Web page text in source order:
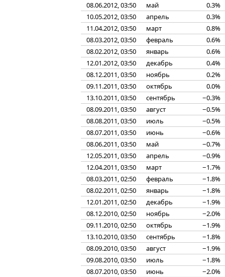
08.06.2012, 03:50
май
0.3%
10.05.2012, 03:50
апрель
0.3%
11.04.2012, 03:50
март
0.8%
08.03.2012, 03:50
февраль
0.6%
08.02.2012, 03:50
январь
0.6%
12.01.2012, 03:50
декабрь
0.4%
08.12.2011, 03:50
ноябрь
0.2%
09.11.2011, 03:50
октябрь
0.0%
13.10.2011, 03:50
сентябрь
−0.3%
08.09.2011, 03:50
август
−0.5%
08.08.2011, 03:50
июль
−0.5%
08.07.2011, 03:50
июнь
−0.6%
08.06.2011, 03:50
май
−0.7%
12.05.2011, 03:50
апрель
−0.9%
12.04.2011, 03:50
март
−1.7%
08.03.2011, 02:50
февраль
−1.8%
08.02.2011, 02:50
январь
−1.8%
12.01.2011, 02:50
декабрь
−1.9%
08.12.2010, 02:50
ноябрь
−2.0%
09.11.2010, 02:50
октябрь
−1.9%
13.10.2010, 03:50
сентябрь
−1.8%
08.09.2010, 03:50
август
−1.9%
09.08.2010, 03:50
июль
−1.8%
08.07.2010, 03:50
июнь
−2.0%